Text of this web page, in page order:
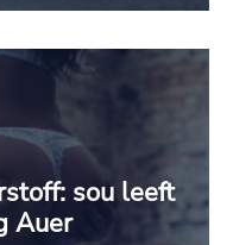
sou leeft
Auer